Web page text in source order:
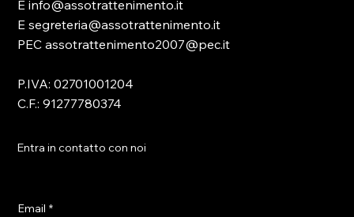
E info@assotrattenimento.it
E segreteria@assotrattenimento.it
PEC assotrattenimento2007@pec.it
P.IVA: 02701001204
C.F.: 91277780374
Entra in contatto con noi
Email *